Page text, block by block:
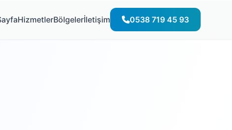
HizmetlerBölgelerİletişim 0538 719 45 93